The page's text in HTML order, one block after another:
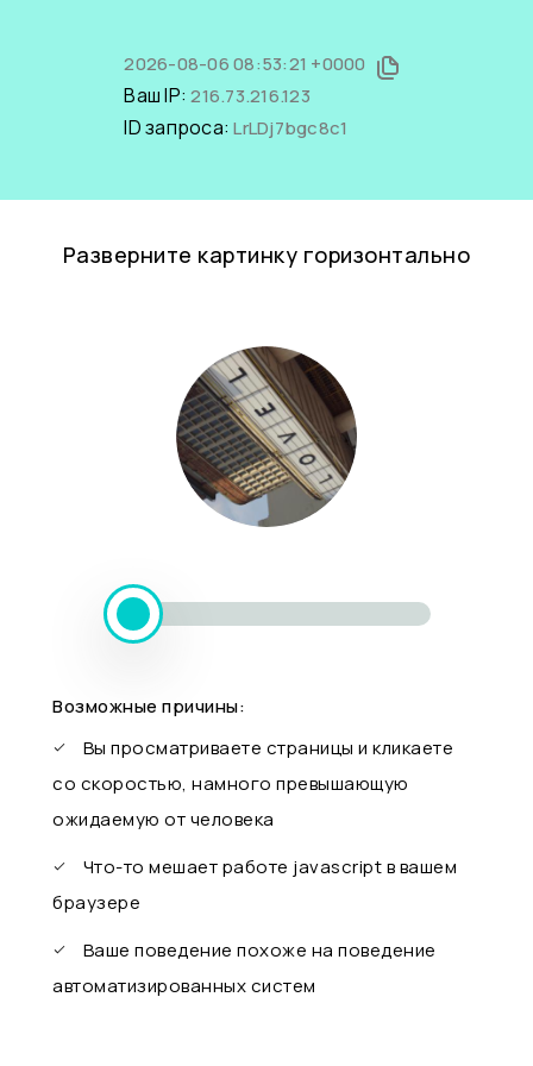
2026-08-06 08:53:21 +0000
Ваш IP:216.73.216.123
ID запроса:LrLDj7bgc8c1
Разверните картинку горизонтально
Возможные причины:
Вы просматриваете страницы и кликаете
со скоростью, намного превышающую
ожидаемую от человека
Что-то мешает работе javascript в вашем
браузере
Ваше поведение похоже на поведение
автоматизированных систем